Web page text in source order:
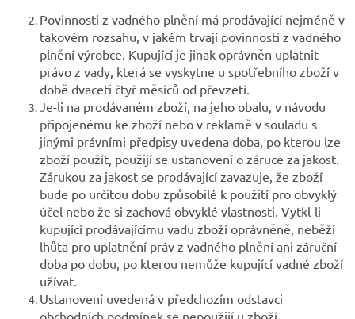
Povinnosti z vadného plnění má prodávající nejméně v
takovém rozsahu, v jakém trvají povinnosti z vadného
plnění výrobce. Kupující je jinak oprávněn uplatnit
právo z vady, která se vyskytne u spotřebního zboží v
době dvaceti čtyř měsíců od převzetí.
Je-li na prodávaném zboží, na jeho obalu, v návodu
připojenému ke zboží nebo v reklamě v souladu s
jinými právními předpisy uvedena doba, po kterou lze
zboží použít, použijí se ustanovení o záruce za jakost.
Zárukou za jakost se prodávající zavazuje, že zboží
bude po určitou dobu způsobilé k použití pro obvyklý
účel nebo že si zachová obvyklé vlastnosti. Vytkl-li
kupující prodávajícímu vadu zboží oprávněně, neběží
lhůta pro uplatnění práv z vadného plnění ani záruční
doba po dobu, po kterou nemůže kupující vadné zboží
užívat.
Ustanovení uvedená v předchozím odstavci